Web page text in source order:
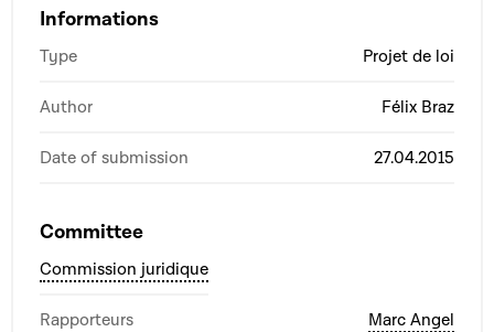
Informations
Type Projet de loi
Author Félix Braz
Date of submission 27.04.2015
Committee
Commission juridique
Rapporteurs Marc Angel